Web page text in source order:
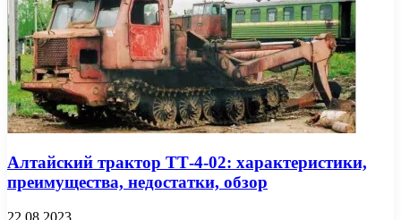
Алтайский трактор ТТ-4-02: характеристики,
преимущества, недостатки, обзор